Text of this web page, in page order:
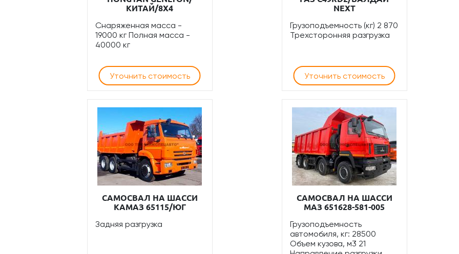
КИТАЙ/8Х4
Снаряженная масса -
19000 кг Полная масса -
40000 кг
Уточнить стоимость
NEXT
Грузоподъемность (кг) 2 870
Трехсторонняя разгрузка
Уточнить стоимость
САМОСВАЛ НА ШАССИ
КАМАЗ 65115/ЮГ
Задняя разгрузка
САМОСВАЛ НА ШАССИ
МАЗ 651628-581-005
Грузоподъемность
автомобиля, кг: 28500
Объем кузова, м3 21